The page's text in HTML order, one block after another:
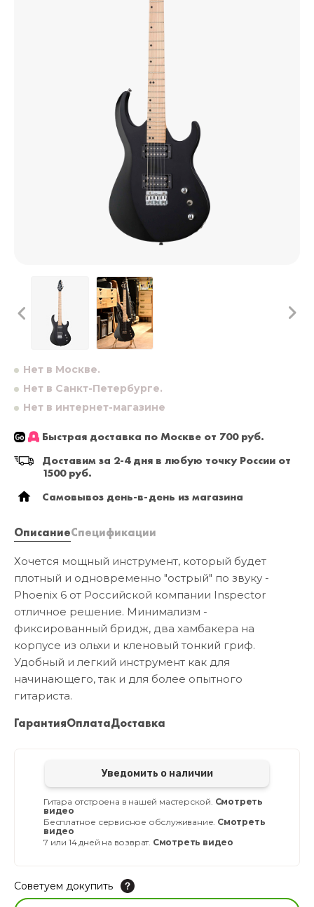
Нет в Москве.
Нет в Санкт-Петербурге.
Нет в интернет-магазине
Быстрая доставка по Москве от 700 руб.
Доставим за 2-4 дня в любую точку России от
1500 руб.
Самовывоз день-в-день из магазина
ОписаниеСпецификации
Хочется мощный инструмент, который будет
плотный и одновременно "острый" по звуку -
Phoenix 6 от Российской компании Inspector
отличное решение. Минимализм -
фиксированный бридж, два хамбакера на
корпусе из ольхи и кленовый тонкий гриф.
Удобный и легкий инструмент как для
начинающего, так и для более опытного
гитариста.
ГарантияОплатаДоставка
Уведомить о наличии
Гитара отстроена в нашей мастерской. Смотреть
видео
Бесплатное сервисное обслуживание. Смотреть
видео
7 или 14 дней на возврат. Смотреть видео
Советуем докупить
Увлажнитель для музыкальных инструментов